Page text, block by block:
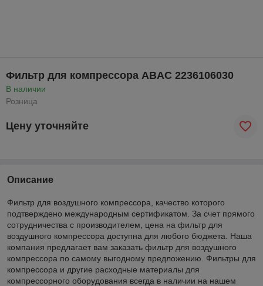
Фильтр для компрессора ABAC 2236106030
В наличии
Розница
Цену уточняйте
Описание
Фильтр для воздушного компрессора, качество которого
подтверждено международным сертификатом. За счет прямого
сотрудничества с производителем, цена на фильтр для
воздушного компрессора доступна для любого бюджета. Наша
компания предлагает вам заказать фильтр для воздушного
компрессора по самому выгодному предложению. Фильтры для
компрессора и другие расходные материалы для
компрессорного оборудования всегда в наличии на нашем